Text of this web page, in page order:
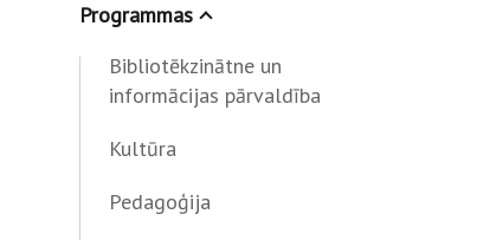
Programmas
Bibliotēkzinātne un
informācijas pārvaldība
Kultūra
Pedagoģija